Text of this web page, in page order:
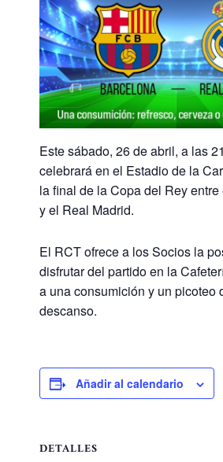
Este sábado, 26 de abril, a las
celebrará en el Estadio de la
la final de la Copa del Rey
y el Real Madrid.
El RCT ofrece a los Socios la
disfrutar del partido en la
a una consumición y un picoteo
descanso.
Añadir al calendario
DETALLES